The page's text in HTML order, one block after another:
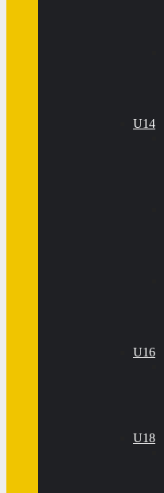
U14
U16
U18